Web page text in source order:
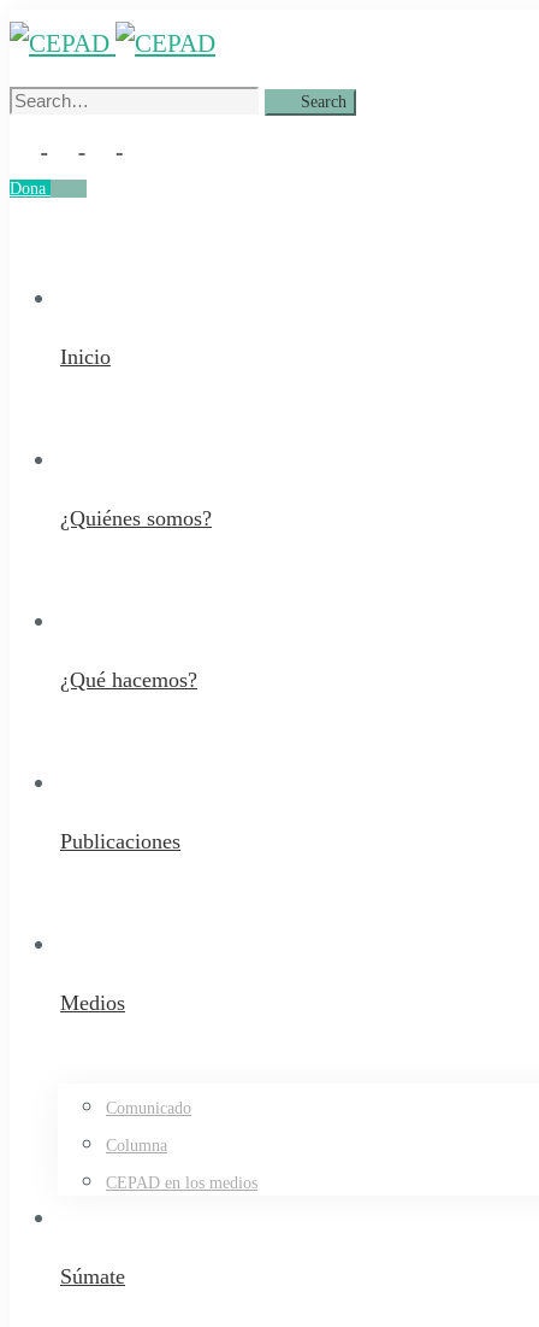
Search
Search
Dona
Inicio
¿Quiénes somos?
¿Qué hacemos?
Publicaciones
Medios
Comunicado
Columna
CEPAD en los medios
Súmate